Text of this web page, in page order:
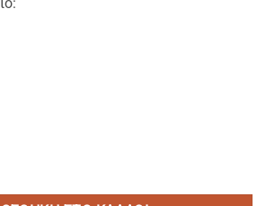
Χτενα Περιποιησης Μαλλιων Οικολογικη